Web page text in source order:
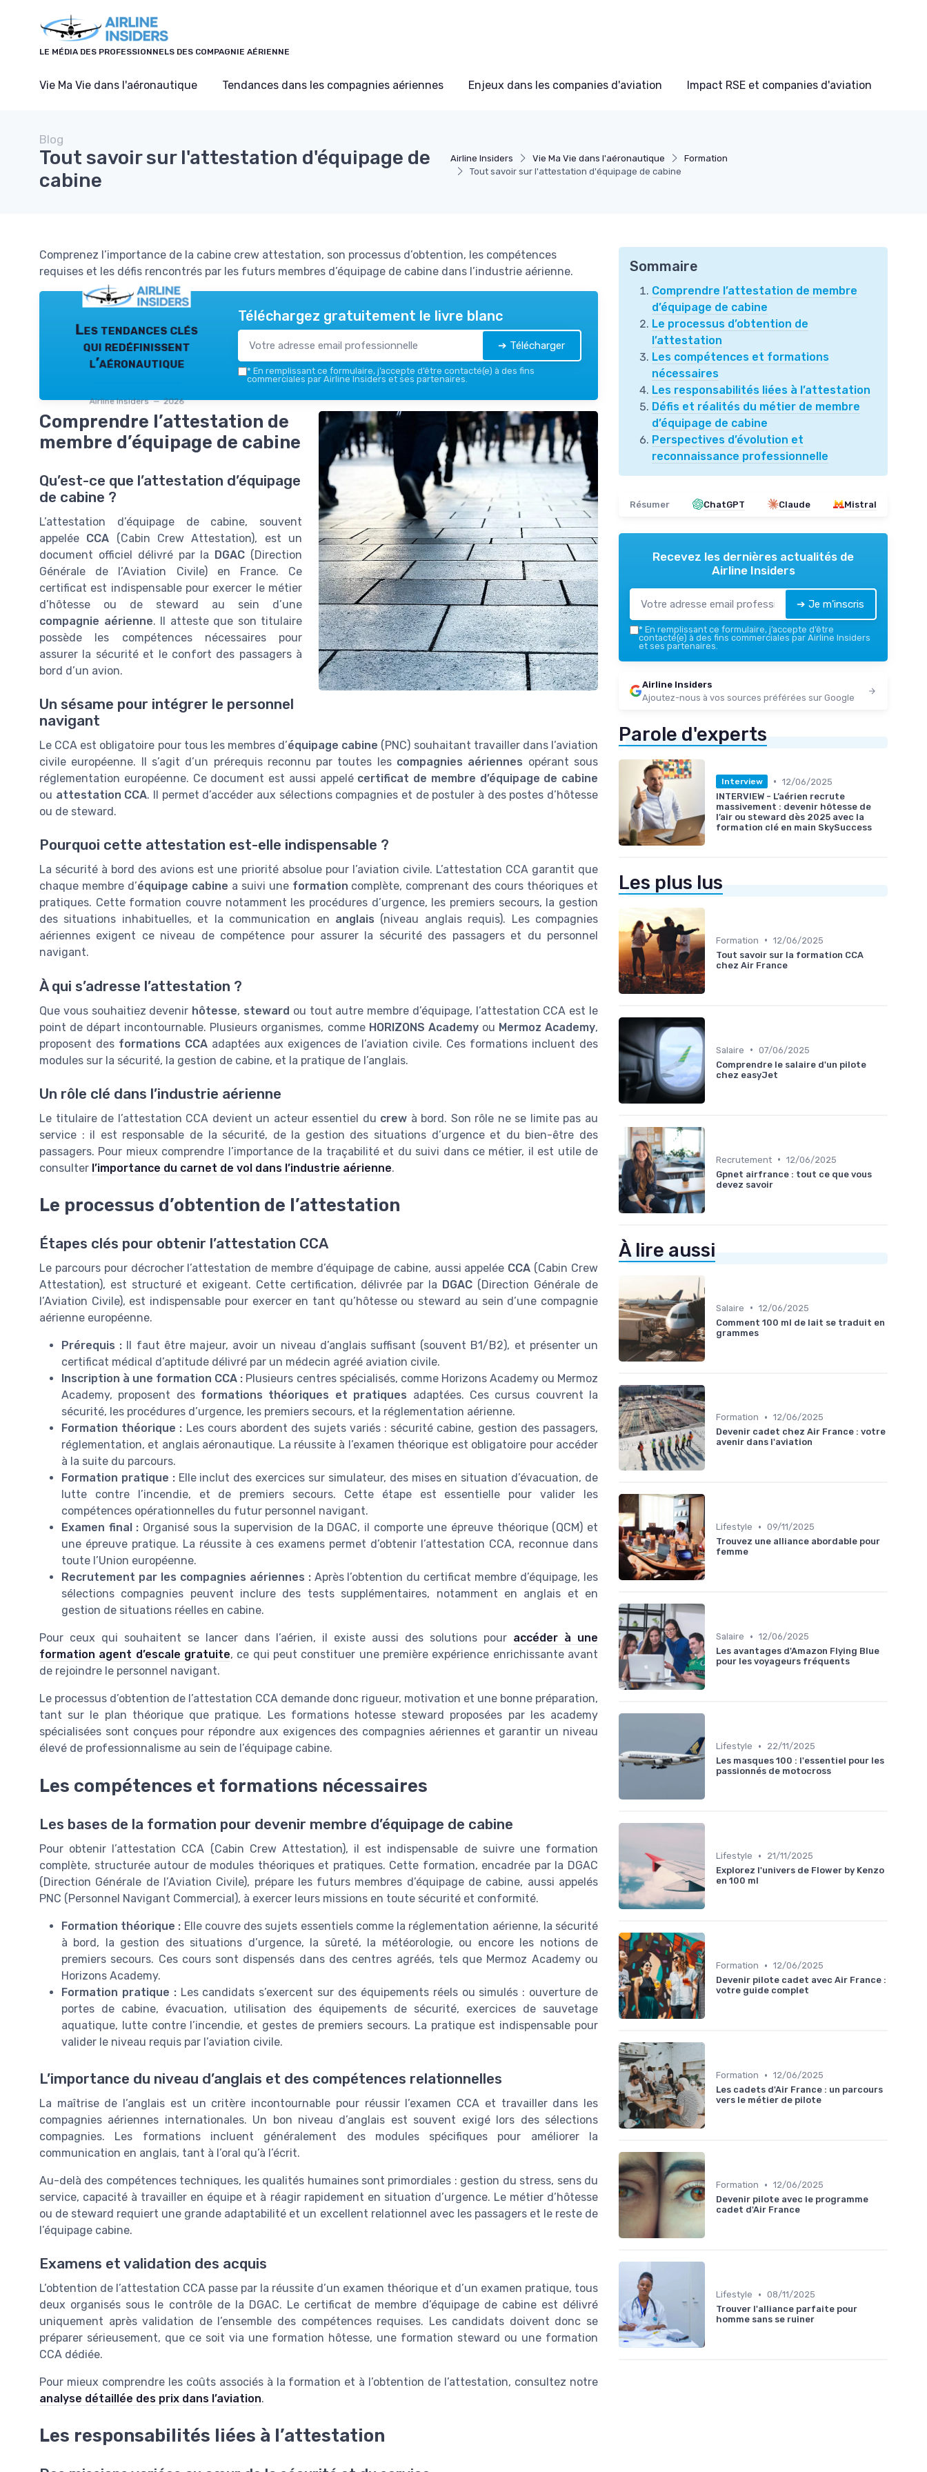
LE MÉDIA DES PROFESSIONNELS DES COMPAGNIE AÉRIENNE
Vie Ma Vie dans l'aéronautique Tendances dans les compagnies aériennes Enjeux dans les companies d'aviation Impact RSE et companies d'aviation
Airline Insiders Vie Ma Vie dans l'aéronautique
Formation
Tout savoir sur l'attestation d'équipage de cabine
Blog
Tout savoir sur l'attestation d'équipage de
cabine
Comprenez l’importance de la cabine crew attestation, son processus d’obtention, les compétences
requises et les défis rencontrés par les futurs membres d’équipage de cabine dans l’industrie aérienne.
Les tendances clés
qui redéfinissent
l’aéronautique
Airline Insiders — 2026
Téléchargez gratuitement le livre blanc
➔ Télécharger
* En remplissant ce formulaire, j’accepte d’être contacté(e) à des fins
commerciales par Airline Insiders et ses partenaires.
Comprendre l’attestation de
membre d’équipage de cabine
Qu’est-ce que l’attestation d’équipage
de cabine ?
L’attestation d’équipage de cabine, souvent
appelée CCA (Cabin Crew Attestation), est un
document officiel délivré par la DGAC (Direction
Générale de l’Aviation Civile) en France. Ce
certificat est indispensable pour exercer le métier
d’hôtesse ou de steward au sein d’une
compagnie aérienne. Il atteste que son titulaire
possède les compétences nécessaires pour
assurer la sécurité et le confort des passagers à
bord d’un avion.
Un sésame pour intégrer le personnel
navigant
Le CCA est obligatoire pour tous les membres d’équipage cabine (PNC) souhaitant travailler dans l’aviation
civile européenne. Il s’agit d’un prérequis reconnu par toutes les compagnies aériennes opérant sous
réglementation européenne. Ce document est aussi appelé certificat de membre d’équipage de cabine
ou attestation CCA. Il permet d’accéder aux sélections compagnies et de postuler à des postes d’hôtesse
ou de steward.
Pourquoi cette attestation est-elle indispensable ?
La sécurité à bord des avions est une priorité absolue pour l’aviation civile. L’attestation CCA garantit que
chaque membre d’équipage cabine a suivi une formation complète, comprenant des cours théoriques et
pratiques. Cette formation couvre notamment les procédures d’urgence, les premiers secours, la gestion
des situations inhabituelles, et la communication en anglais (niveau anglais requis). Les compagnies
aériennes exigent ce niveau de compétence pour assurer la sécurité des passagers et du personnel
navigant.
À qui s’adresse l’attestation ?
Que vous souhaitiez devenir hôtesse, steward ou tout autre membre d’équipage, l’attestation CCA est le
point de départ incontournable. Plusieurs organismes, comme HORIZONS Academyou Mermoz Academy,
proposent des formations CCAadaptées aux exigences de l’aviation civile. Ces formations incluent des
modules sur la sécurité, la gestion de cabine, et la pratique de l’anglais.
Un rôle clé dans l’industrie aérienne
Le titulaire de l’attestation CCA devient un acteur essentiel du crew à bord. Son rôle ne se limite pas au
service : il est responsable de la sécurité, de la gestion des situations d’urgence et du bien-être des
passagers. Pour mieux comprendre l’importance de la traçabilité et du suivi dans ce métier, il est utile de
consulter l’importance du carnet de vol dans l’industrie aérienne.
Le processus d’obtention de l’attestation
Étapes clés pour obtenir l’attestation CCA
Le parcours pour décrocher l’attestation de membre d’équipage de cabine, aussi appelée CCA (Cabin Crew
Attestation), est structuré et exigeant. Cette certification, délivrée par la DGAC (Direction Générale de
l’Aviation Civile), est indispensable pour exercer en tant qu’hôtesse ou steward au sein d’une compagnie
aérienne européenne.
Prérequis : Il faut être majeur, avoir un niveau d’anglais suffisant (souvent B1/B2), et présenter un
certificat médical d’aptitude délivré par un médecin agréé aviation civile.
Inscription à une formation CCA : Plusieurs centres spécialisés, comme Horizons Academy ou Mermoz
Academy, proposent des formations théoriques et pratiques adaptées. Ces cursus couvrent la
sécurité, les procédures d’urgence, les premiers secours, et la réglementation aérienne.
Formation théorique : Les cours abordent des sujets variés : sécurité cabine, gestion des passagers,
réglementation, et anglais aéronautique. La réussite à l’examen théorique est obligatoire pour accéder
à la suite du parcours.
Formation pratique :Elle inclut des exercices sur simulateur, des mises en situation d’évacuation, de
lutte contre l’incendie, et de premiers secours. Cette étape est essentielle pour valider les
compétences opérationnelles du futur personnel navigant.
Examen final : Organisé sous la supervision de la DGAC, il comporte une épreuve théorique (QCM) et
une épreuve pratique. La réussite à ces examens permet d’obtenir l’attestation CCA, reconnue dans
toute l’Union européenne.
Recrutement par les compagnies aériennes :Après l’obtention du certificat membre d’équipage, les
sélections compagnies peuvent inclure des tests supplémentaires, notamment en anglais et en
gestion de situations réelles en cabine.
Pour ceux qui souhaitent se lancer dans l’aérien, il existe aussi des solutions pour accéder à une
formation agent d’escale gratuite, ce qui peut constituer une première expérience enrichissante avant
de rejoindre le personnel navigant.
Le processus d’obtention de l’attestation CCA demande donc rigueur, motivation et une bonne préparation,
tant sur le plan théorique que pratique. Les formations hotesse steward proposées par les academy
spécialisées sont conçues pour répondre aux exigences des compagnies aériennes et garantir un niveau
élevé de professionnalisme au sein de l’équipage cabine.
Les compétences et formations nécessaires
Les bases de la formation pour devenir membre d’équipage de cabine
Pour obtenir l’attestation CCA (Cabin Crew Attestation), il est indispensable de suivre une formation
complète, structurée autour de modules théoriques et pratiques. Cette formation, encadrée par la DGAC
(Direction Générale de l’Aviation Civile), prépare les futurs membres d’équipage de cabine, aussi appelés
PNC (Personnel Navigant Commercial), à exercer leurs missions en toute sécurité et conformité.
Formation théorique : Elle couvre des sujets essentiels comme la réglementation aérienne, la sécurité
à bord, la gestion des situations d’urgence, la sûreté, la météorologie, ou encore les notions de
premiers secours. Ces cours sont dispensés dans des centres agréés, tels que Mermoz Academy ou
Horizons Academy.
Formation pratique :Les candidats s’exercent sur des équipements réels ou simulés : ouverture de
portes de cabine, évacuation, utilisation des équipements de sécurité, exercices de sauvetage
aquatique, lutte contre l’incendie, et gestes de premiers secours. La pratique est indispensable pour
valider le niveau requis par l’aviation civile.
L’importance du niveau d’anglais et des compétences relationnelles
La maîtrise de l’anglais est un critère incontournable pour réussir l’examen CCA et travailler dans les
compagnies aériennes internationales. Un bon niveau d’anglais est souvent exigé lors des sélections
compagnies. Les formations incluent généralement des modules spécifiques pour améliorer la
communication en anglais, tant à l’oral qu’à l’écrit.
Au-delà des compétences techniques, les qualités humaines sont primordiales : gestion du stress, sens du
service, capacité à travailler en équipe et à réagir rapidement en situation d’urgence. Le métier d’hôtesse
ou de steward requiert une grande adaptabilité et un excellent relationnel avec les passagers et le reste de
l’équipage cabine.
Examens et validation des acquis
L’obtention de l’attestation CCA passe par la réussite d’un examen théorique et d’un examen pratique, tous
deux organisés sous le contrôle de la DGAC. Le certificat de membre d’équipage de cabine est délivré
uniquement après validation de l’ensemble des compétences requises. Les candidats doivent donc se
préparer sérieusement, que ce soit via une formation hôtesse, une formation steward ou une formation
CCA dédiée.
Pour mieux comprendre les coûts associés à la formation et à l’obtention de l’attestation, consultez notre
analyse détaillée des prix dans l’aviation.
Les responsabilités liées à l’attestation
Sommaire
Comprendre l’attestation de membre
d’équipage de cabine
Le processus d’obtention de
l’attestation
Les compétences et formations
nécessaires
Les responsabilités liées à l’attestation
Défis et réalités du métier de membre
d’équipage de cabine
Perspectives d’évolution et
reconnaissance professionnelle
Résumer ChatGPT Claude Mistral
Recevez les dernières actualités de
Airline Insiders
➔ Je m'inscris
* En remplissant ce formulaire, j’accepte d’être
contacté(e) à des fins commerciales par Airline Insiders
et ses partenaires.
Airline Insiders
Ajoutez-nous à vos sources préférées sur Google
Parole d'experts
Interview • 12/06/2025
INTERVIEW - L’aérien recrute
massivement : devenir hôtesse de
l’air ou steward dès 2025 avec la
formation clé en main SkySuccess
Les plus lus
Formation • 12/06/2025
Tout savoir sur la formation CCA
chez Air France
Salaire • 07/06/2025
Comprendre le salaire d'un pilote
chez easyJet
Recrutement • 12/06/2025
Gpnet airfrance : tout ce que vous
devez savoir
À lire aussi
Salaire • 12/06/2025
Comment 100 ml de lait se traduit en
grammes
Formation • 12/06/2025
Devenir cadet chez Air France : votre
avenir dans l'aviation
Lifestyle • 09/11/2025
Trouvez une alliance abordable pour
femme
Salaire • 12/06/2025
Les avantages d'Amazon Flying Blue
pour les voyageurs fréquents
Lifestyle •
22/11/2025
Les masques 100 : l'essentiel pour les
passionnés de motocross
Lifestyle •
21/11/2025
Explorez l'univers de Flower by Kenzo
en 100 ml
Formation • 12/06/2025
Devenir pilote cadet avec Air France :
votre guide complet
Formation • 12/06/2025
Les cadets d'Air France : un parcours
vers le métier de pilote
Formation • 12/06/2025
Devenir pilote avec le programme
cadet d'Air France
Lifestyle • 08/11/2025
Trouver l'alliance parfaite pour
homme sans se ruiner